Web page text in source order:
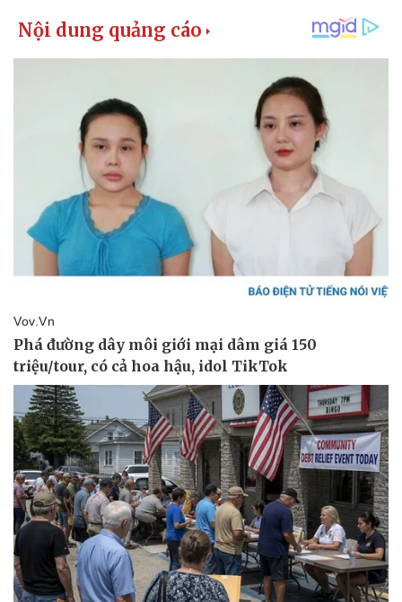
Kinh tế
Bất động sản
Khởi nghiệp
Thị trường
Giá vàng
Tiêu dùng
Tỷ giá
Chứng khoán
Giá cà phê